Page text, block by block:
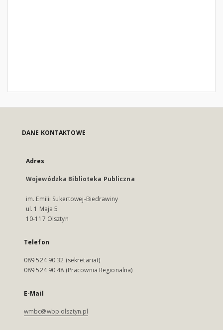
DANE KONTAKTOWE
Adres
Wojewódzka Biblioteka Publiczna
im. Emilii Sukertowej-Biedrawiny
ul. 1 Maja 5
10-117 Olsztyn
Telefon
089 524 90 32 (sekretariat)
089 524 90 48 (Pracownia Regionalna)
E-Mail
wmbc@wbp.olsztyn.pl